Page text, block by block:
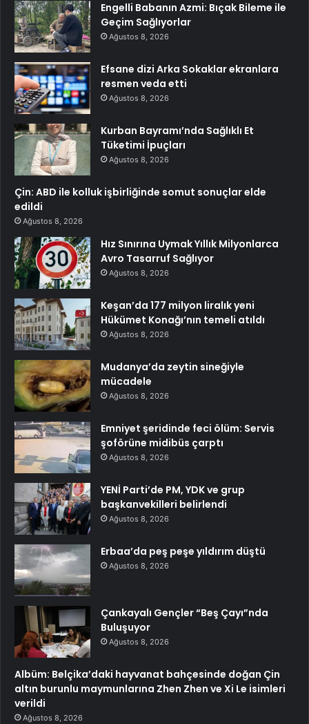
Engelli Babanın Azmi: Bıçak Bileme ile
Geçim Sağlıyorlar
Ağustos 8, 2026
Efsane dizi Arka Sokaklar ekranlara
resmen veda etti
Ağustos 8, 2026
Kurban Bayramı’nda Sağlıklı Et
Tüketimi İpuçları
Ağustos 8, 2026
Çin: ABD ile kolluk işbirliğinde somut sonuçlar elde
edildi
Ağustos 8, 2026
Hız Sınırına Uymak Yıllık Milyonlarca
Avro Tasarruf Sağlıyor
Ağustos 8, 2026
Keşan’da 177 milyon liralık yeni
Hükümet Konağı’nın temeli atıldı
Ağustos 8, 2026
Mudanya’da zeytin sineğiyle
mücadele
Ağustos 8, 2026
Emniyet şeridinde feci ölüm: Servis
şoförüne midibüs çarptı
Ağustos 8, 2026
YENİ Parti’de PM, YDK ve grup
başkanvekilleri belirlendi
Ağustos 8, 2026
Erbaa’da peş peşe yıldırım düştü
Ağustos 8, 2026
Çankayalı Gençler “Beş Çayı”nda
Buluşuyor
Ağustos 8, 2026
Albüm: Belçika’daki hayvanat bahçesinde doğan Çin
altın burunlu maymunlarına Zhen Zhen ve Xi Le isimleri
verildi
Ağustos 8, 2026